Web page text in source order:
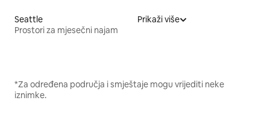
Seattle
Prostori za mjesečni najam
Prikaži više
*Za određena područja i smještaje mogu vrijediti neke
iznimke.